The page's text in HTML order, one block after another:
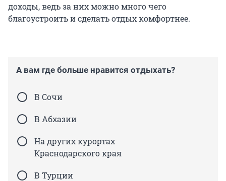
доходы, ведь за них можно много чего
благоустроить и сделать отдых комфортнее.
А вам где больше нравится отдыхать?
В Сочи
В Абхазии
На других курортах
Краснодарского края
В Турции